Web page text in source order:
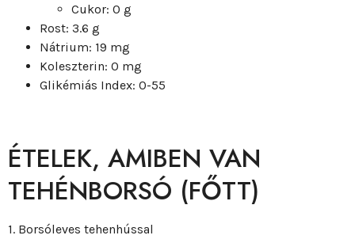
Cukor: 0 g
Rost: 3.6 g
Nátrium: 19 mg
Koleszterin: 0 mg
Glikémiás Index: 0-55
ÉTELEK, AMIBEN VAN
TEHÉNBORSÓ (FŐTT)
1. Borsóleves tehenhússal